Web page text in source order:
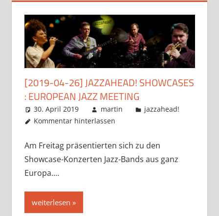
[2019-04-26] JAZZAHEAD! SHOWCASES
: EUROPEAN JAZZ MEETING
30. April 2019 martin
jazzahead!
Kommentar hinterlassen
Am Freitag präsentierten sich zu den
Showcase-Konzerten Jazz-Bands aus ganz
Europa.…
weiterlesen